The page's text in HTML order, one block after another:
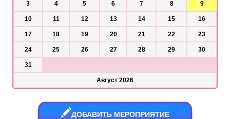
3 4 5 6 7 8 9
10 11 12 13 14 15 16
17 18 19 20 21 22 23
24 25 26 27 28 29 30
31
Август 2026
ДОБАВИТЬ МЕРОПРИЯТИЕ